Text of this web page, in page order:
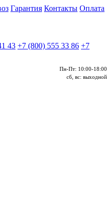
Гарантия Контакты Оплата
43 +7 (800) 555 33 86 +7
Пн-Пт: 10:00-18:00
сб, вс: выходной